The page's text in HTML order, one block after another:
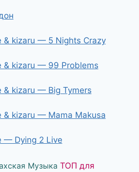
& kizaru — 5 Nights Crazy
& kizaru — 99 Problems
& kizaru — Big Tymers
& kizaru — Mama Makusa
— Dying 2 Live
Музыка ТОП для